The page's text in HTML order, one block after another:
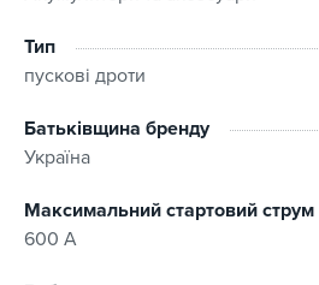
Тип
пускові дроти
Батьківщина бренду
Україна
Максимальний стартовий струм
600 А